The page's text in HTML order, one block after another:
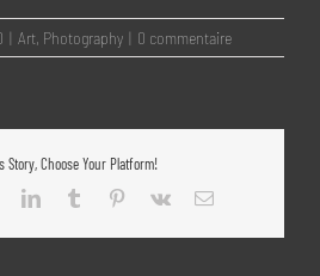
| Art, Photography | 0 commentaire
Story, Choose Your Platform!
LinkedInTumblr Pinterest
Vk Email